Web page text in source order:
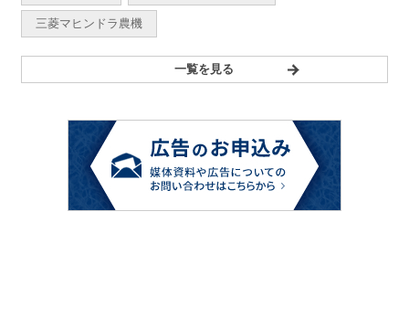
三菱マヒンドラ農機
一覧を見る